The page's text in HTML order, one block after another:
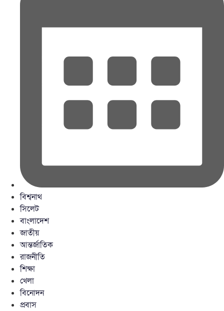
বিশ্বনাথ
সিলেট
বাংলাদেশ
জাতীয়
আন্তর্জাতিক
রাজনীতি
শিক্ষা
খেলা
বিনোদন
প্রবাস